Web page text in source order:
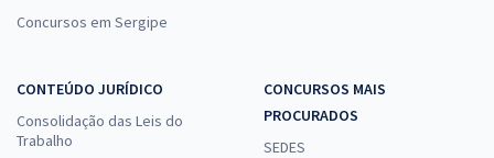
Concursos em Sergipe
CONTEÚDO JURÍDICO
Consolidação das Leis do
Trabalho
CONCURSOS MAIS
PROCURADOS
SEDES